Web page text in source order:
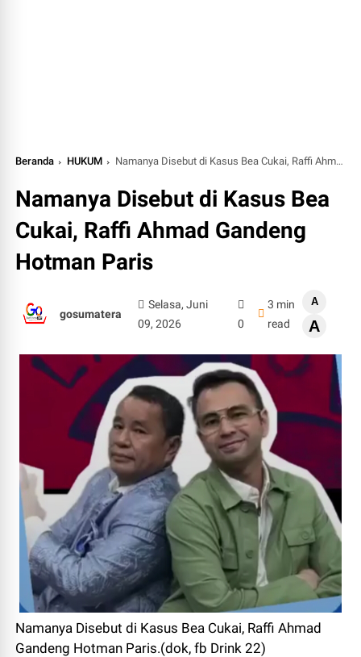
Beranda HUKUM Namanya Disebut di Kasus Bea Cukai, Raffi Ahmad Gandeng Hotman Paris
Namanya Disebut di Kasus Bea
Cukai, Raffi Ahmad Gandeng
Hotman Paris
gosumatera
Selasa, Juni
09, 2026
0
3 min
read
A
A
Namanya Disebut di Kasus Bea Cukai, Raffi Ahmad
Gandeng Hotman Paris.(dok, fb Drink 22)